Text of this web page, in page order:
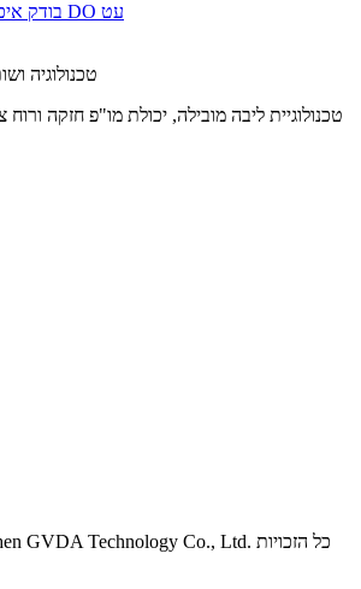
בודק איכות מים נייד מסוג DO עט
טכנולוגיית ליבה מובילה, יכולת מו"פ חזקה